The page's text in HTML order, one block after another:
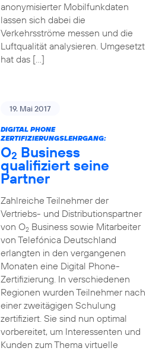
anonymisierter Mobilfunkdaten
lassen sich dabei die
Verkehrsströme messen und die
Luftqualität analysieren. Umgesetzt
hat das […]
19. Mai 2017
DIGITAL PHONE
ZERTIFIZIERUNGSLEHRGANG:
O2 Business
qualifiziert seine
Partner
Zahlreiche Teilnehmer der
Vertriebs- und Distributionspartner
von O2Business sowie Mitarbeiter
von Telefónica Deutschland
erlangten in den vergangenen
Monaten eine Digital Phone-
Zertifizierung. In verschiedenen
Regionen wurden Teilnehmer nach
einer zweitägigen Schulung
zertifiziert. Sie sind nun optimal
vorbereitet, um Interessenten und
Kunden zum Thema virtuelle